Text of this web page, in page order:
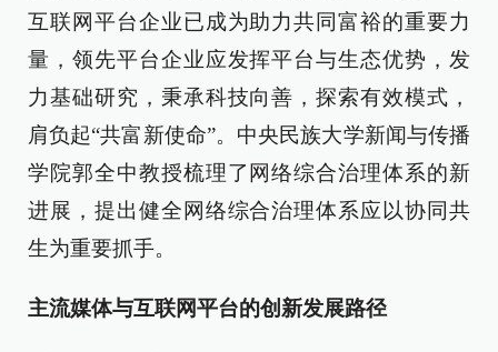
互联网平台企业已成为助力共同富裕的重要力
量，领先平台企业应发挥平台与生态优势，发
力基础研究，秉承科技向善，探索有效模式，
肩负起“共富新使命”。中央民族大学新闻与传播
学院郭全中教授梳理了网络综合治理体系的新
进展，提出健全网络综合治理体系应以协同共
生为重要抓手。
主流媒体与互联网平台的创新发展路径